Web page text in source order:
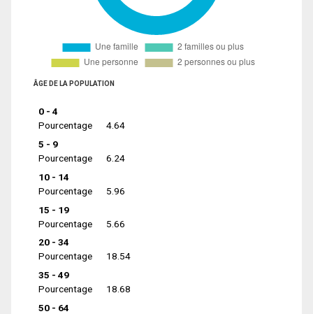
ÂGE DE LA POPULATION
0 - 4
Pourcentage
4.64
5 - 9
Pourcentage
6.24
10 - 14
Pourcentage
5.96
15 - 19
Pourcentage
5.66
20 - 34
Pourcentage
18.54
35 - 49
Pourcentage
18.68
50 - 64